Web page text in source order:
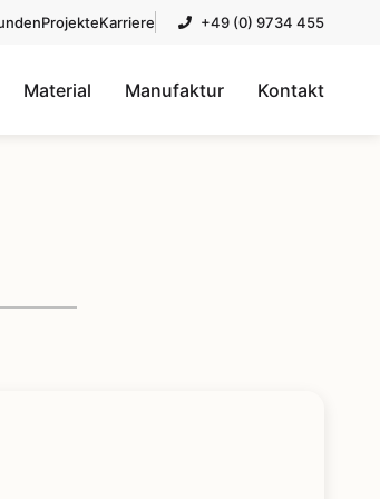
ProjekteKarriere +49 (0) 9734 455
Material Manufaktur Kontakt